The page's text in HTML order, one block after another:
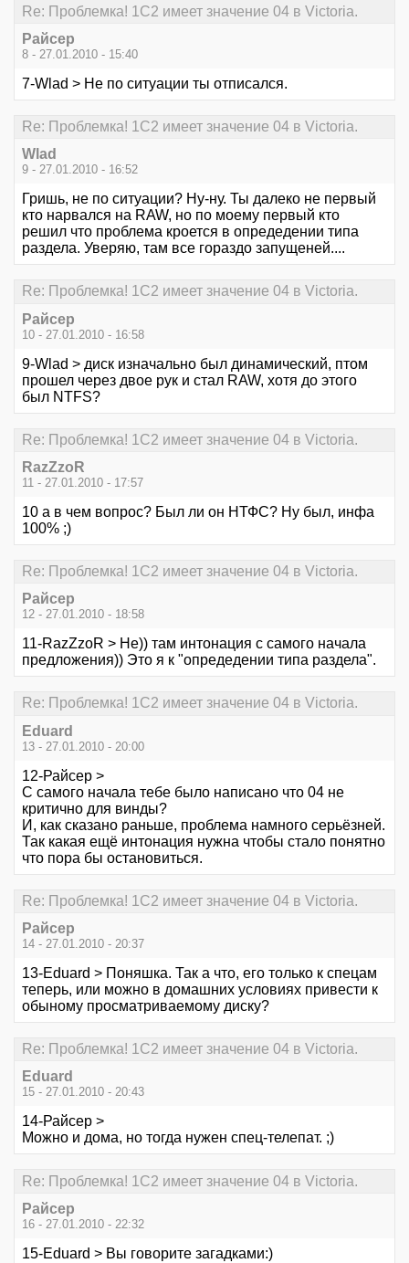
Re: Проблемка! 1С2 имеет значение 04 в Victoria.
Райсер
8 - 27.01.2010 - 15:40
7-Wlad > Не по ситуации ты отписался.
Re: Проблемка! 1С2 имеет значение 04 в Victoria.
Wlad
9 - 27.01.2010 - 16:52
Гришь, не по ситуации? Ну-ну. Ты далеко не первый
кто нарвался на RAW, но по моему первый кто
решил что проблема кроется в опредедении типа
раздела. Уверяю, там все гораздо запущеней....
Re: Проблемка! 1С2 имеет значение 04 в Victoria.
Райсер
10 - 27.01.2010 - 16:58
9-Wlad > диск изначально был динамический, птом
прошел через двое рук и стал RAW, хотя до этого
был NTFS?
Re: Проблемка! 1С2 имеет значение 04 в Victoria.
RazZzoR
11 - 27.01.2010 - 17:57
10 а в чем вопрос? Был ли он НТФС? Ну был, инфа
100% ;)
Re: Проблемка! 1С2 имеет значение 04 в Victoria.
Райсер
12 - 27.01.2010 - 18:58
11-RazZzoR > Не)) там интонация с самого начала
предложения)) Это я к "опредедении типа раздела".
Re: Проблемка! 1С2 имеет значение 04 в Victoria.
Eduard
13 - 27.01.2010 - 20:00
12-Райсер >
С самого начала тебе было написано что 04 не
критично для винды?
И, как сказано раньше, проблема намного серьёзней.
Так какая ещё интонация нужна чтобы стало понятно
что пора бы остановиться.
Re: Проблемка! 1С2 имеет значение 04 в Victoria.
Райсер
14 - 27.01.2010 - 20:37
13-Eduard > Поняшка. Так а что, его только к спецам
теперь, или можно в домашних условиях привести к
обыному просматриваемому диску?
Re: Проблемка! 1С2 имеет значение 04 в Victoria.
Eduard
15 - 27.01.2010 - 20:43
14-Райсер >
Можно и дома, но тогда нужен спец-телепат. ;)
Re: Проблемка! 1С2 имеет значение 04 в Victoria.
Райсер
16 - 27.01.2010 - 22:32
15-Eduard > Вы говорите загадками:)